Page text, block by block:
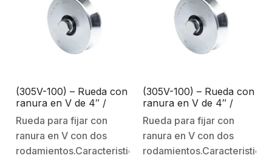
mantenimiento cada 6
meses.
mantenimiento cada 6
meses.
(305V-100) – Rueda con
ranura en V de 4″ /
Para puertas corredizas
/ Hasta 940 lb (425 Kg)
/ 2 rodamientos / 1-1/8″
de ancho / Galvanizado
Rueda para fijar con
ranura en V con dos
rodamientos.Caracteristicas:Material:
(305V-100) – Rueda con
ranura en V de 4″ /
Para puertas corredizas
/ Hasta 940 lb (425 Kg)
/ 2 rodamientos / 1-1/8″
de ancho / Galvanizado
Rueda para fijar con
ranura en V con dos